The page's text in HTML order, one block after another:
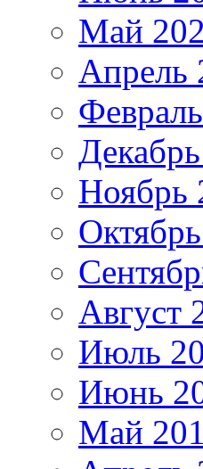
Май
Апрель
Ноябрь
Август
Июль
Июнь
Май